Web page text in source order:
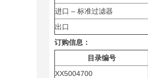
进口 – 标准过滤器
出口
订购信息：
目录编号
XX5004700